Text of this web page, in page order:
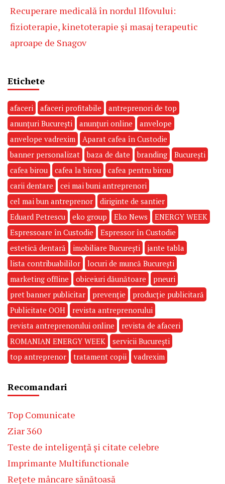
Recuperare medicală în nordul Ilfovului:
fizioterapie, kinetoterapie și masaj terapeutic
aproape de Snagov
Etichete
afaceri afaceri profitabile
antreprenori de top
anunțuri București
anunțuri online
anvelope
anvelope vadrexim
Aparat cafea în Custodie
banner personalizat
baza de date branding
București
cafea birou
cafea la birou
cafea pentru birou
carii dentare
cei mai buni antreprenori
cel mai bun antreprenor
diriginte de santier
Eduard Petrescu
eko group Eko News
ENERGY WEEK
Espressoare în Custodie
Espressor în Custodie
estetică dentară
imobiliare București
jante tabla
lista contribuabililor
locuri de muncă București
marketing offline
obiceiuri dăunătoare
pneuri
pret banner publicitar
prevenție
producție publicitară
Publicitate OOH
revista antreprenorului
revista antreprenorului online
revista de afaceri
ROMANIAN ENERGY WEEK
servicii București
top antreprenor
tratament copii vadrexim
Recomandari
Top Comunicate
Ziar 360
Teste de inteligență și citate celebre
Imprimante Multifunctionale
Rețete mâncare sănătoasă